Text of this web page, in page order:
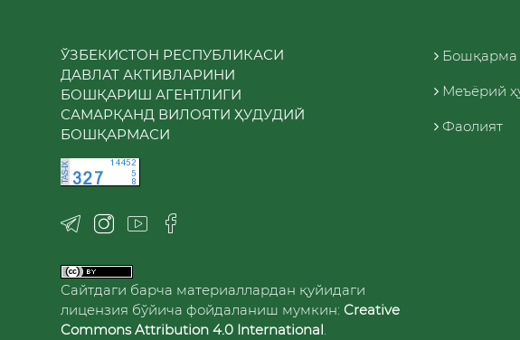
ЎЗБЕКИСТОН РЕСПУБЛИКАСИ
ДАВЛАТ АКТИВЛАРИНИ
БОШҚАРИШ АГЕНТЛИГИ
САМАРҚАНД ВИЛОЯТИ ҲУДУДИЙ
БОШҚАРМАСИ
Сайтдаги барча материаллардан қуйидаги
лицензия бўйича фойдаланиш мумкин: Creative
Commons Attribution 4.0 International.
Бошқарма
Меъёрий
Фаолият